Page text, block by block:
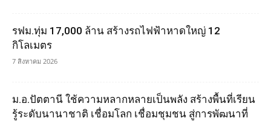
รฟม.ทุ่ม 17,000 ล้าน สร้างรถไฟฟ้าหาดใหญ่ 12
กิโลเมตร
7 สิงหาคม 2026
ม.อ.ปัตตานี ใช้ความหลากหลายเป็นพลัง สร้างพื้นที่เรียน
รู้ระดับนานาชาติ เชื่อมโลก เชื่อมชุมชน สู่การพัฒนาที่